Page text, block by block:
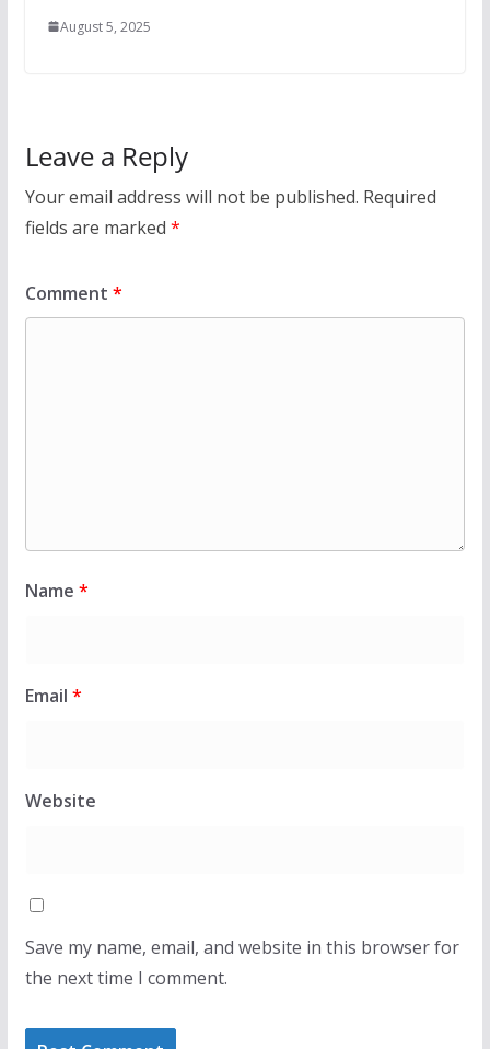
August 5, 2025
Leave a Reply
Your email address will not be published. Required
fields are marked *
Comment *
Name *
Email *
Website
Save my name, email, and website in this browser for
the next time I comment.
që vdiqën në